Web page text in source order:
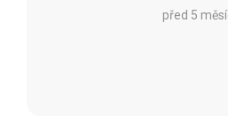
před 5